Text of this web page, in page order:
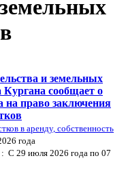
и земельных
сообщает о
на право заключения
в аренду, собственность
года
: С 29 июля 2026 года по 07